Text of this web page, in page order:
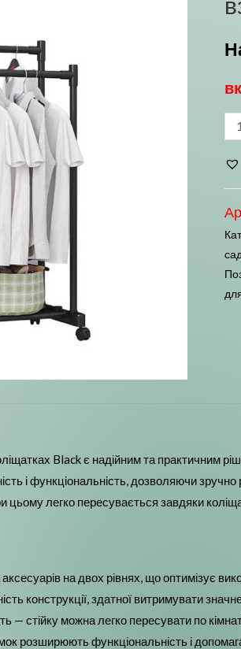
та
на
Black є надійним та практичним
і функціональність, дозволяючи
цьому легко пересувається завдяки
на двох рівнях, що оптимізує
конструкції, здатної витримувати
— стійку можна легко пересувати по
розширюють функціональність і